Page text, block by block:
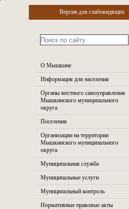
О Мышкине
Информация для населения
Органы местного самоуправления
Мышкинского муниципального
округа
Поселения
Организации на территории
Мышкинского муниципального
округа
Муниципальная служба
Муниципальные услуги
Муниципальный контроль
Нормативные правовые акты
Версия для слабовидящих